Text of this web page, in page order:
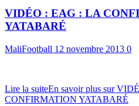
VIDÉO : EAG : LA
YATABARÉ
MaliFootball 12 novembre 2013 0
Lire la suiteEn savoir plus sur
CONFIRMATION YATABARÉ